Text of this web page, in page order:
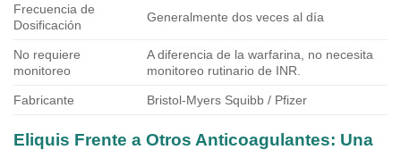
Frecuencia de
Dosificación
Generalmente dos veces al día
No requiere
monitoreo
A diferencia de la warfarina, no necesita
monitoreo rutinario de INR.
Fabricante Bristol-Myers Squibb / Pfizer
Eliquis Frente a Otros Anticoagulantes: Una